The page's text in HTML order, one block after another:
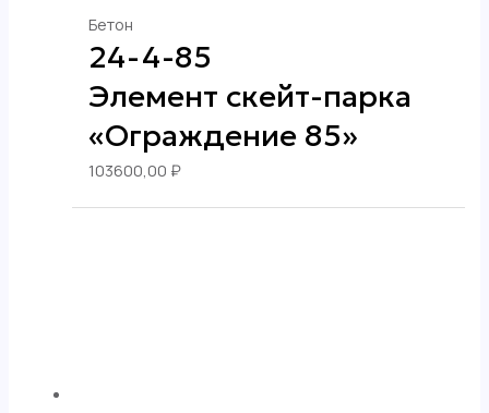
Бетон
24-4-85
Элемент скейт-парка
«Ограждение 85»
103600,00 ₽